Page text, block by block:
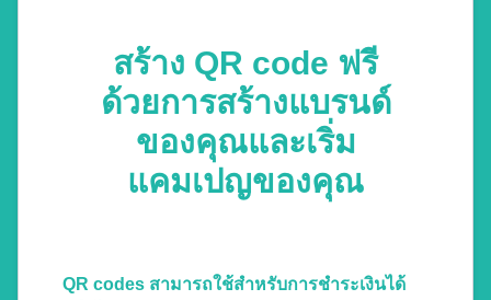
สร้าง QR code ฟรี
ด้วยการสร้างแบรนด์
ของคุณและเริ่ม
แคมเปญของคุณ
QR codes สามารถใช้สำหรับการชำระเงินได้